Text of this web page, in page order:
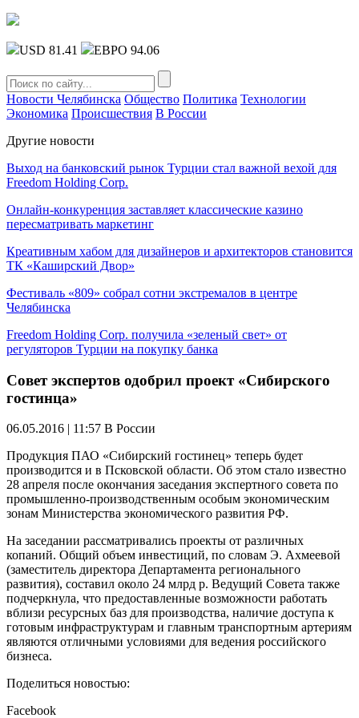
USD 81.41 ЕВРО 94.06
Новости Челябинска Общество Политика Технологии
Экономика Происшествия В России
Другие новости
Выход на банковский рынок Турции стал важной вехой для
Freedom Holding Corp.
Онлайн-конкуренция заставляет классические казино
пересматривать маркетинг
Креативным хабом для дизайнеров и архитекторов становится
ТК «Каширский Двор»
Фестиваль «809» собрал сотни экстремалов в центре
Челябинска
Freedom Holding Corp. получила «зеленый свет» от
регуляторов Турции на покупку банка
Совет экспертов одобрил проект «Сибирского
гостинца»
06.05.2016 | 11:57 В России
Продукция ПАО «Сибирский гостинец» теперь будет
производится и в Псковской области. Об этом стало известно
28 апреля после окончания заседания экспертного совета по
промышленно-производственным особым экономическим
зонам Министерства экономического развития РФ.
На заседании рассматривались проекты от различных
копаний. Общий объем инвестиций, по словам Э. Ахмеевой
(заместитель директора Департамента регионального
развития), составил около 24 млрд р. Ведущий Совета также
подчеркнула, что предоставленные возможности работать
вблизи ресурсных баз для производства, наличие доступа к
готовым инфраструктурам и главным транспортным артериям
являются отличными условиями для ведения российского
бизнеса.
Поделиться новостью:
Facebook